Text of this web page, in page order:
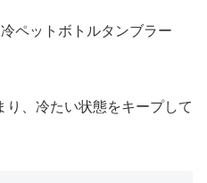
ペットボトルタンブラー
、冷たい状態をキープして